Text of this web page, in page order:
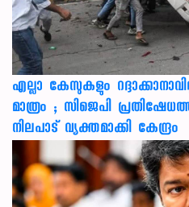
എല്ലാ കേസുകളും
മാത്രം ; സിജെപി
നിലപാട് വ്യക്തമാക്കി കേന്ദ്രം